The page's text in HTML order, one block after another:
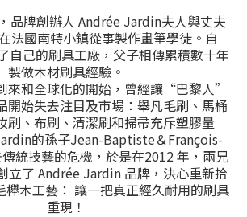
品牌創辦人 Andrée Jardin夫人與丈夫
法國南特小鎮從事製作畫筆學徒。自
自己的刷具工廠，父子相傳累積數十年
製做木材刷具經驗。
來和全球化的開始，曾經讓“巴黎人”
開始失去注目及市場：舉凡毛刷、馬桶
刷、布刷、清潔刷和掃帚充斥塑膠量
的孫子Jean-Baptiste＆François-
統技藝的危機，於是在2012 年，兩兄
立了 Andrée Jardin 品牌，決心重新拾
櫸木工藝： 讓一把真正經久耐用的刷具
重現！